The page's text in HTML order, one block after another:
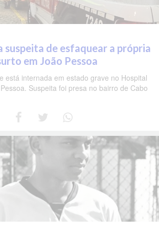
suspeita de esfaquear a própria
em João Pessoa
está internada em estado grave no Hospital
Suspeita foi presa no bairro de Cabo